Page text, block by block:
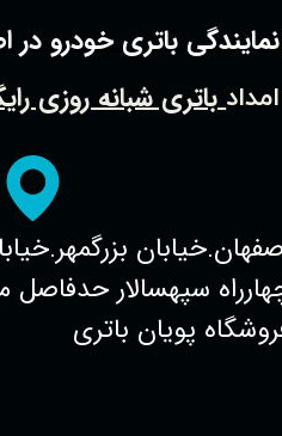
پویان باتری
نمایندگی باتری خودرو در
امدادباتری شبانه روزی